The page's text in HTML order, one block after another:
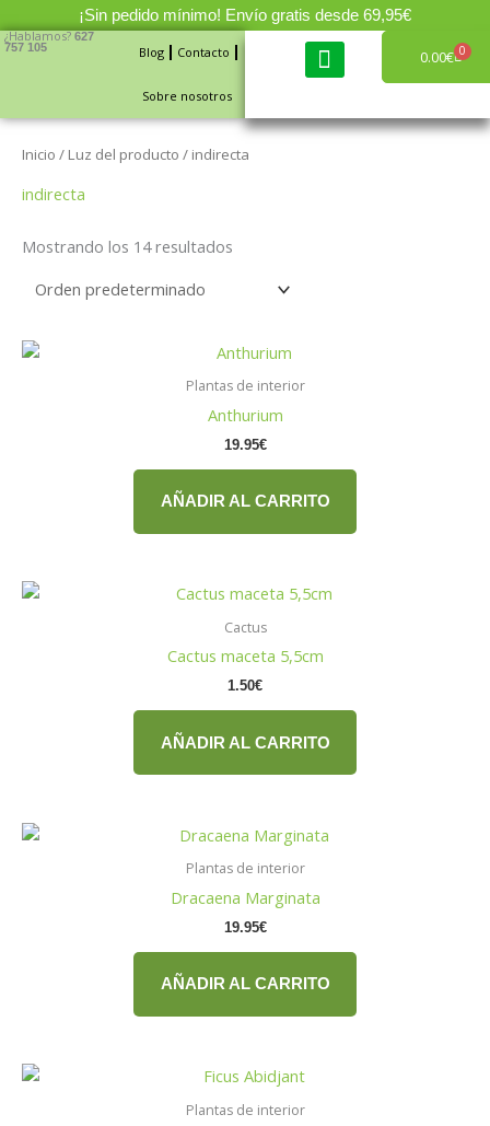
al
¡Sin pedido mínimo! Envío gratis desde 69,95€
¿Hablamos? 627
757 105
Blog Contacto
Sobre nosotros
0.00€ 0
Inicio / Luz del producto / indirecta
indirecta
Mostrando los 14 resultados
Plantas de interior
Anthurium
19.95€
AÑADIR AL CARRITO
Cactus
Cactus maceta 5,5cm
1.50€
AÑADIR AL CARRITO
Plantas de interior
Dracaena Marginata
19.95€
AÑADIR AL CARRITO
Plantas de interior